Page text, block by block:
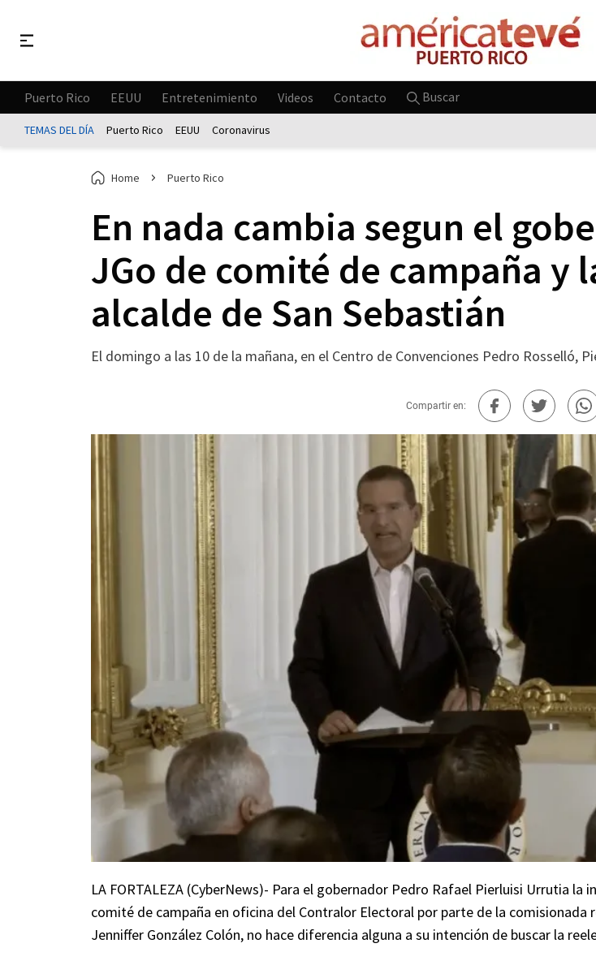
Puerto Rico EEUU Entretenimiento Videos Contacto Buscar
TEMAS DEL DÍA Puerto Rico EEUU Coronavirus
Home Puerto Rico
En nada cambia segun el
JGo de comité de campaña y
alcalde de San Sebastián
El domingo a las 10 de la mañana, en el Centro de Convenciones Pedro Rosselló,
Compartir en:
LA FORTALEZA (CyberNews)- Para el gobernador Pedro Rafael Pierluisi Urrutia la
comité de campaña en oficina del Contralor Electoral por parte de la comisionada
Jenniffer González Colón, no hace diferencia alguna a su intención de buscar la